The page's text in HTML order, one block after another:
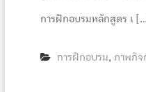
การฝึกอบรมหลักสูตร เ
การฝึกอบรม, ภาพกิจ